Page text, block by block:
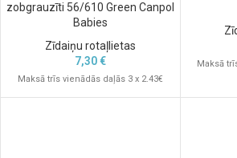
zobgrauzīti 56/610 Green Canpol
Babies
Zīdaiņu rotaļlietas
7,30€
Maksā trīs vienādās daļās 3 x 2.43€
Maksā